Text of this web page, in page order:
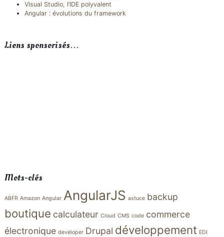
Visual Studio, l’IDE polyvalent
Angular : évolutions du framework
Liens sponsorisés…
Mots-clés
ABFR Amazon Angular AngularJS astuce backup
boutique calculateur Cloud CMS code commerce
électronique developer Drupal développement EDI